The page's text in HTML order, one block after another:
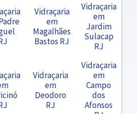
Vidraçaria
em
Magalhães
Bastos RJ
Vidraçaria
em
Jardim
Sulacap
RJ
Vidraçaria
em
Deodoro
RJ
Vidraçaria
em
Campo
dos
Afonsos